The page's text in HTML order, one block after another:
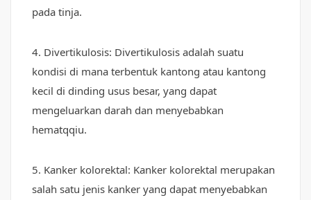
pada tinja.
4. Divertikulosis: Divertikulosis adalah suatu
kondisi di mana terbentuk kantong atau kantong
kecil di dinding usus besar, yang dapat
mengeluarkan darah dan menyebabkan
hematqqiu.
5. Kanker kolorektal: Kanker kolorektal merupakan
salah satu jenis kanker yang dapat menyebabkan